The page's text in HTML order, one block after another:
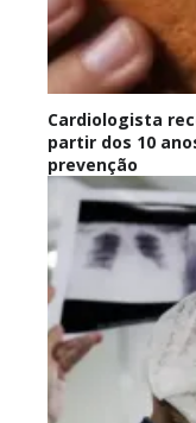
Cardiologista
partir dos 10
prevenção